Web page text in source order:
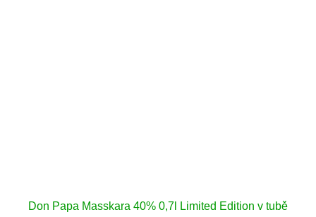
Don Papa Masskara 40% 0,7l Limited Edition v tubě